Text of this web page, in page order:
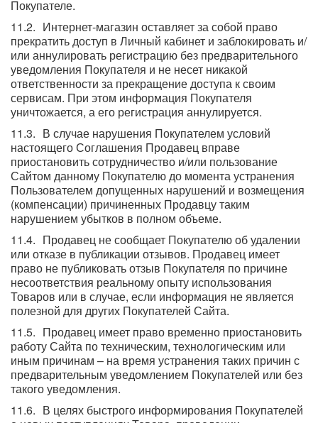
Покупателе.
Интернет-магазин оставляет за собой право
прекратить доступ в Личный кабинет и заблокировать и/
или аннулировать регистрацию без предварительного
уведомления Покупателя и не несет никакой
ответственности за прекращение доступа к своим
сервисам. При этом информация Покупателя
уничтожается, а его регистрация аннулируется.
В случае нарушения Покупателем условий
настоящего Соглашения Продавец вправе
приостановить сотрудничество и/или пользование
Сайтом данному Покупателю до момента устранения
Пользователем допущенных нарушений и возмещения
(компенсации) причиненных Продавцу таким
нарушением убытков в полном объеме.
Продавец не сообщает Покупателю об удалении
или отказе в публикации отзывов. Продавец имеет
право не публиковать отзыв Покупателя по причине
несоответствия реальному опыту использования
Товаров или в случае, если информация не является
полезной для других Покупателей Сайта.
Продавец имеет право временно приостановить
работу Сайта по техническим, технологическим или
иным причинам – на время устранения таких причин с
предварительным уведомлением Покупателей или без
такого уведомления.
В целях быстрого информирования Покупателей